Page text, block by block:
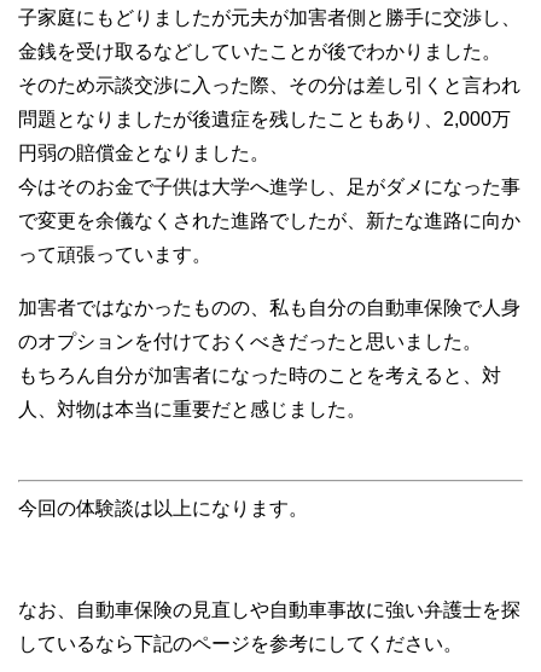
子家庭にもどりましたが元夫が加害者側と勝手に交渉し、
金銭を受け取るなどしていたことが後でわかりました。
そのため示談交渉に入った際、その分は差し引くと言われ
問題となりましたが後遺症を残したこともあり、2,000万
円弱の賠償金となりました。
今はそのお金で子供は大学へ進学し、足がダメになった事
で変更を余儀なくされた進路でしたが、新たな進路に向か
って頑張っています。
加害者ではなかったものの、私も自分の自動車保険で人身
のオプションを付けておくべきだったと思いました。
もちろん自分が加害者になった時のことを考えると、対
人、対物は本当に重要だと感じました。
今回の体験談は以上になります。
なお、自動車保険の見直しや自動車事故に強い弁護士を探
しているなら下記のページを参考にしてください。